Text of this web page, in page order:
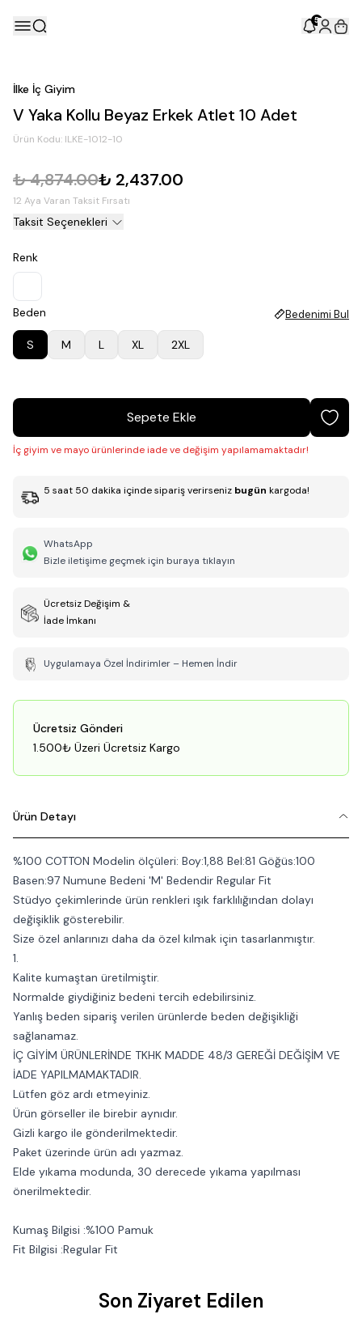
5
İlke İç Giyim
V Yaka Kollu Beyaz Erkek Atlet 10 Adet
Ürün Kodu: ILKE-1012-10
₺ 4,874.00₺ 2,437.00
12 Aya Varan Taksit Fırsatı
Taksit Seçenekleri
Renk
Beden Bedenimi Bul
S M L XL 2XL
Sepete Ekle
İç giyim ve mayo ürünlerinde iade ve değişim yapılamamaktadır!
5 saat 50 dakika içinde sipariş verirseniz bugün kargoda!
WhatsApp
Bizle iletişime geçmek için buraya tıklayın
Ücretsiz Değişim &
İade İmkanı
Uygulamaya Özel İndirimler – Hemen İndir
Ücretsiz Gönderi
1.500₺ Üzeri Ücretsiz Kargo
Ürün Detayı
%100 COTTON Modelin ölçüleri: Boy:1,88 Bel:81 Göğüs:100
Basen:97 Numune Bedeni 'M' Bedendir Regular Fit
Stüdyo çekimlerinde ürün renkleri ışık farklılığından dolayı
değişiklik gösterebilir.
Size özel anlarınızı daha da özel kılmak için tasarlanmıştır.
1.
Kalite kumaştan üretilmiştir.
Normalde giydiğiniz bedeni tercih edebilirsiniz.
Yanlış beden sipariş verilen ürünlerde beden değişikliği
sağlanamaz.
İÇ GİYİM ÜRÜNLERİNDE TKHK MADDE 48/3 GEREĞİ DEĞİŞİM VE
İADE YAPILMAMAKTADIR.
Lütfen göz ardı etmeyiniz.
Ürün görseller ile birebir aynıdır.
Gizli kargo ile gönderilmektedir.
Paket üzerinde ürün adı yazmaz.
Elde yıkama modunda, 30 derecede yıkama yapılması
önerilmektedir.
Kumaş Bilgisi :%100 Pamuk
Fit Bilgisi :Regular Fit
Son Ziyaret Edilen